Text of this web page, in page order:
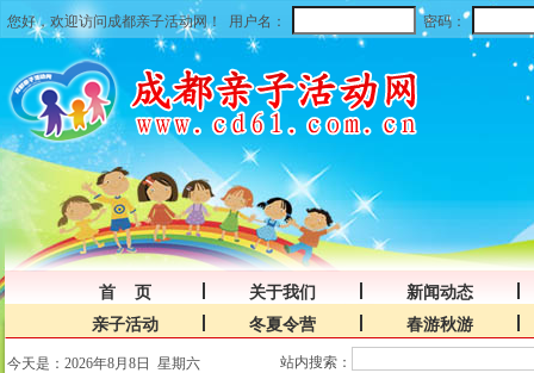
您好，欢迎访问成都亲子活动网！ 用户名： 密码：
首 页 关于我们
新闻动态
亲子活动
冬夏令营 春游秋游
今天是：2026年8月8日 星期六 站内搜索：